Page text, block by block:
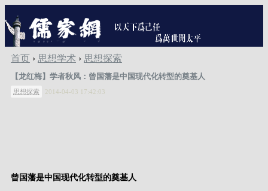
首页 › 思想学术 › 思想探索
【龙红梅】学者秋风：曾国藩是中国现代化转型的奠基人
思想探索 2014-04-03 17:42:03
曾国藩是中国现代化转型的奠基人